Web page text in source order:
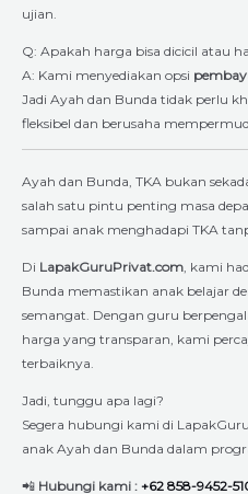
ujian.
Q: Apakah harga bisa dicicil atau
A: Kami menyediakan opsi
Jadi Ayah dan Bunda tidak perlu
fleksibel dan berusaha
Ayah dan Bunda, TKA bukan
salah satu pintu penting masa
sampai anak menghadapi TKA
Di LapakGuruPrivat.com , kami
Bunda memastikan anak belajar
semangat. Dengan guru
harga yang transparan, kami
terbaiknya.
Jadi, tunggu apa lagi?
Segera hubungi kami di
anak Ayah dan Bunda dalam
📲 Hubungi kami : +62 858-9452-